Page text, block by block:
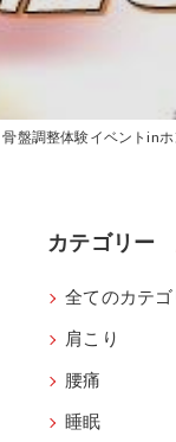
骨盤調整体験イベントin
カテゴリー
全てのカテ
肩こり
腰痛
睡眠